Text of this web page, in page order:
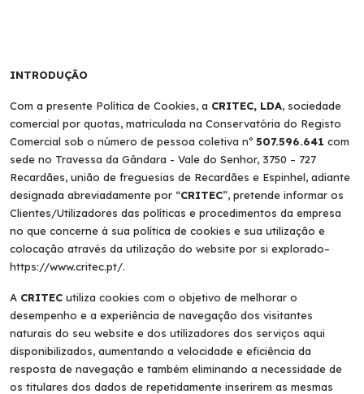
INTRODUÇÃO
Com a presente Política de Cookies, a CRITEC, LDA, sociedade
comercial por quotas, matriculada na Conservatória do Registo
Comercial sob o número de pessoa coletiva nº 507.596.641 com
sede no Travessa da Gândara - Vale do Senhor, 3750 – 727
Recardães, união de freguesias de Recardães e Espinhel, adiante
designada abreviadamente por “CRITEC”, pretende informar os
Clientes/Utilizadores das políticas e procedimentos da empresa
no que concerne à sua política de cookies e sua utilização e
colocação através da utilização do website por si explorado–
https://www.critec.pt/.
A CRITEC utiliza cookies com o objetivo de melhorar o
desempenho e a experiência de navegação dos visitantes
naturais do seu website e dos utilizadores dos serviços aqui
disponibilizados, aumentando a velocidade e eficiência da
resposta de navegação e também eliminando a necessidade de
os titulares dos dados de repetidamente inserirem as mesmas